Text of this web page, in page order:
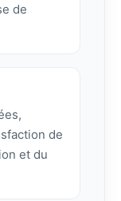
de
de
et du